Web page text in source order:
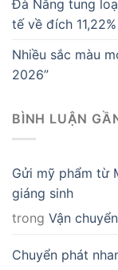
Đà Nẵng tung
tế về đích 11,22%
Nhiều sắc màu
2026”
BÌNH LUẬN
Gửi mỹ phẩm từ
giáng sinh
trong Vận
Chuyển phát